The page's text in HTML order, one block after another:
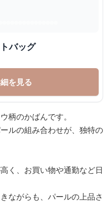
バッグ
を見る
柄のかばんです。
ルの組み合わせが、独特の
く、お買い物や通勤など日
ながらも、パールの上品さ